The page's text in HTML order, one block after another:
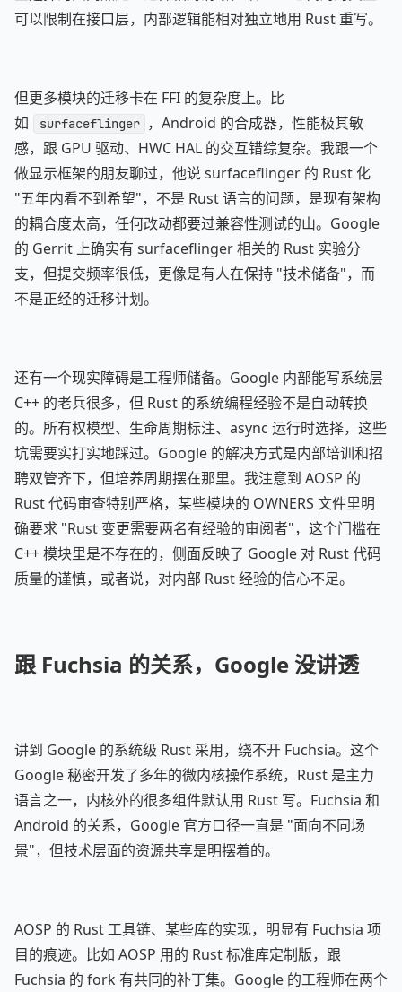
可以限制在接口层，内部逻辑能相对独立地用 Rust 重写。
但更多模块的迁移卡在 FFI 的复杂度上。比
如
surfaceflinger ，Android 的合成器，性能极其敏
感，跟 GPU 驱动、HWC HAL 的交互错综复杂。我跟一个
做显示框架的朋友聊过，他说 surfaceflinger 的 Rust 化
"五年内看不到希望"，不是 Rust 语言的问题，是现有架构
的耦合度太高，任何改动都要过兼容性测试的山。Google
的 Gerrit 上确实有 surfaceflinger 相关的 Rust 实验分
支，但提交频率很低，更像是有人在保持 "技术储备"，而
不是正经的迁移计划。
还有一个现实障碍是工程师储备。Google 内部能写系统层
C++ 的老兵很多，但 Rust 的系统编程经验不是自动转换
的。所有权模型、生命周期标注、async 运行时选择，这些
坑需要实打实地踩过。Google 的解决方式是内部培训和招
聘双管齐下，但培养周期摆在那里。我注意到 AOSP 的
Rust 代码审查特别严格，某些模块的 OWNERS 文件里明
确要求 "Rust 变更需要两名有经验的审阅者"，这个门槛在
C++ 模块里是不存在的，侧面反映了 Google 对 Rust 代码
质量的谨慎，或者说，对内部 Rust 经验的信心不足。
跟 Fuchsia 的关系，Google 没讲透
讲到 Google 的系统级 Rust 采用，绕不开 Fuchsia。这个
Google 秘密开发了多年的微内核操作系统，Rust 是主力
语言之一，内核外的很多组件默认用 Rust 写。Fuchsia 和
Android 的关系，Google 官方口径一直是 "面向不同场
景"，但技术层面的资源共享是明摆着的。
AOSP 的 Rust 工具链、某些库的实现，明显有 Fuchsia 项
目的痕迹。比如 AOSP 用的 Rust 标准库定制版，跟
Fuchsia 的 fork 有共同的补丁集。Google 的工程师在两个